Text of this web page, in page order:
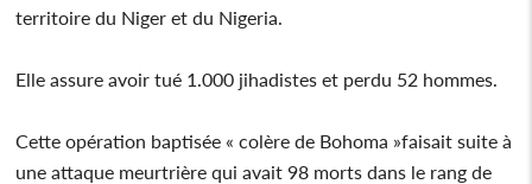
territoire du Niger et du Nigeria.
Elle assure avoir tué 1.000 jihadistes et perdu 52 hommes.
Cette opération baptisée « colère de Bohoma »faisait suite à
une attaque meurtrière qui avait 98 morts dans le rang de